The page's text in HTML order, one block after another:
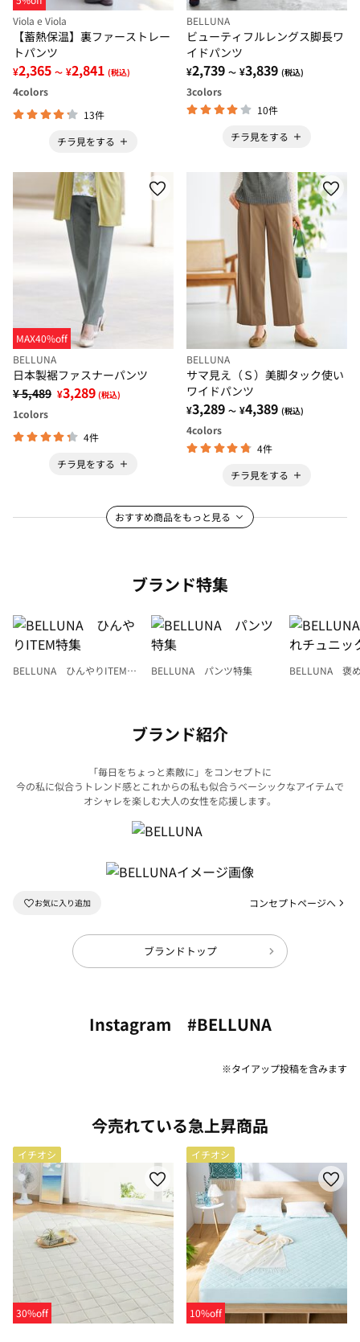
Viola e Viola
【蓄熱保温】裏ファーストレー
トパンツ
¥2,365 ～ ¥2,841 (税込)
4colors
13件
チラ見をする
BELLUNA
ビューティフルレングス脚長ワ
イドパンツ
¥2,739 ～ ¥3,839 (税込)
3colors
10件
チラ見をする
MAX40%off
BELLUNA
日本製裾ファスナーパンツ
¥ 5,489 ¥3,289 (税込)
1colors
4件
チラ見をする
BELLUNA
サマ見え（Ｓ）美脚タック使い
ワイドパンツ
¥3,289 ～ ¥4,389 (税込)
4colors
4件
チラ見をする
おすすめ商品をもっと見る
ブランド特集
BELLUNA ひんやりITEM特
BELLUNA パンツ特集
BELLUNA 褒
ブランド紹介
「毎日をちょっと素敵に」をコンセプトに
今の私に似合うトレンド感とこれからの私も似合うベーシックなアイテムで
オシャレを楽しむ大人の女性を応援します。
コンセプトページへ
ブランドトップ
Instagram #BELLUNA
※タイアップ投稿を含みます
今売れている急上昇商品
イチオシ
30%off
イチオシ
10%off